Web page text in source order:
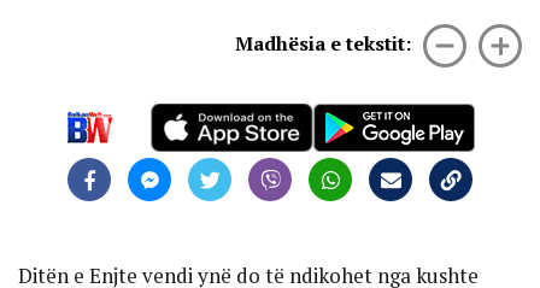
Madhësia e tekstit:
Ditën e Enjte vendi ynë do të ndikohet nga kushte